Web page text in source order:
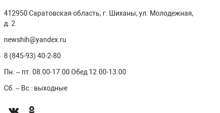
412950 Саратовская область, г. Шиханы, ул. Молодежная,
д. 2
newshih@yandex.ru
8 (845-93) 40-2-80
Пн. – пт. 08.00-17.00 Обед 12.00-13.00
Сб. – Вс.: выходные